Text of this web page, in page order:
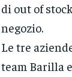
di out of
negozio.
Le tre
team Barilla